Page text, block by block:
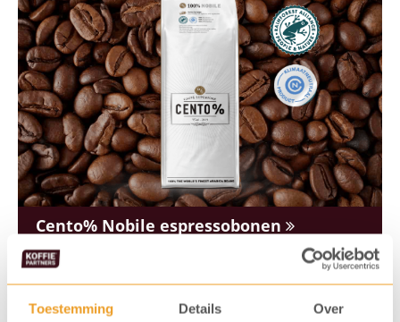
Toestemming Details Over
Cento% Nobile espressobonen